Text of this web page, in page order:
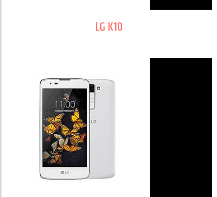
LG K10